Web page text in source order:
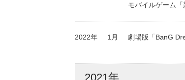
モバイルゲーム
2022年 1月 劇場版「BanG
2021年